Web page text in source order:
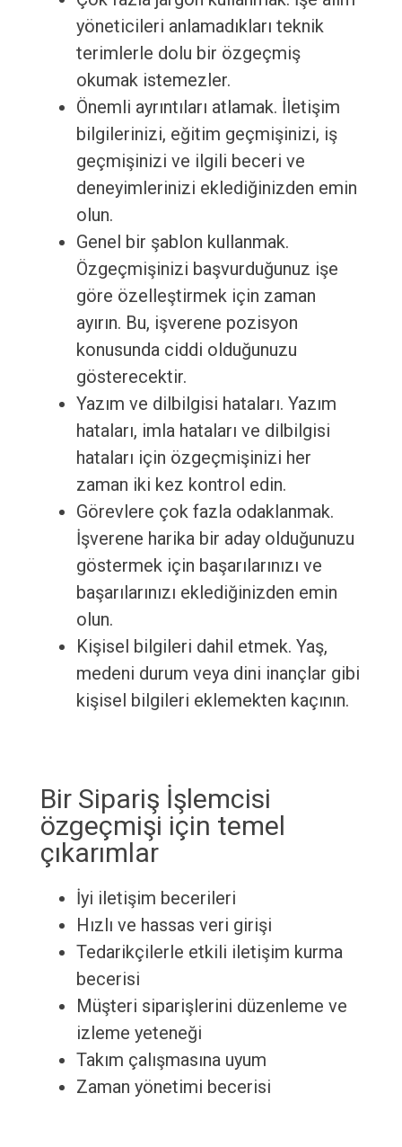
yöneticileri anlamadıkları teknik
terimlerle dolu bir özgeçmiş
okumak istemezler.
Önemli ayrıntıları atlamak. İletişim
bilgilerinizi, eğitim geçmişinizi, iş
geçmişinizi ve ilgili beceri ve
deneyimlerinizi eklediğinizden emin
olun.
Genel bir şablon kullanmak.
Özgeçmişinizi başvurduğunuz işe
göre özelleştirmek için zaman
ayırın. Bu, işverene pozisyon
konusunda ciddi olduğunuzu
gösterecektir.
Yazım ve dilbilgisi hataları. Yazım
hataları, imla hataları ve dilbilgisi
hataları için özgeçmişinizi her
zaman iki kez kontrol edin.
Görevlere çok fazla odaklanmak.
İşverene harika bir aday olduğunuzu
göstermek için başarılarınızı ve
başarılarınızı eklediğinizden emin
olun.
Kişisel bilgileri dahil etmek. Yaş,
medeni durum veya dini inançlar gibi
kişisel bilgileri eklemekten kaçının.
Bir Sipariş İşlemcisi
özgeçmişi için temel
çıkarımlar
İyi iletişim becerileri
Hızlı ve hassas veri girişi
Tedarikçilerle etkili iletişim kurma
becerisi
Müşteri siparişlerini düzenleme ve
izleme yeteneği
Takım çalışmasına uyum
Zaman yönetimi becerisi